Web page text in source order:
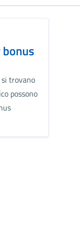
trovano
possono